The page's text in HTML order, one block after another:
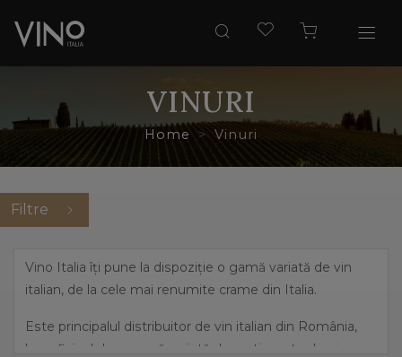
VINURI
Home Vinuri
Filtre
Vino Italia îți pune la dispoziție o gamă variată de vin
italian, de la cele mai renumite crame din Italia.
Este principalul distribuitor de vin italian din România,
beneficiind de o gamă variată de sortimente de vin,